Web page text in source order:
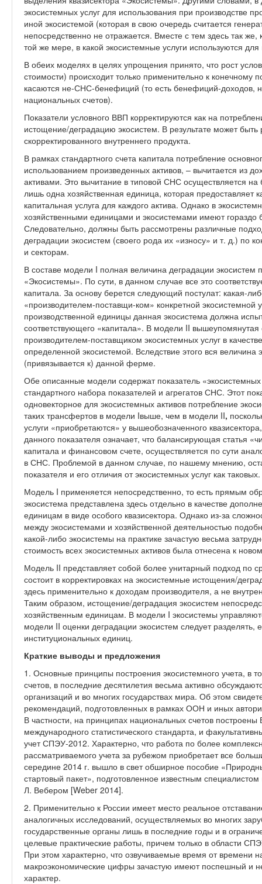
экосистемных услуг для использования при производстве
иной экосистемой (которая в свою очередь считается
непосредственно не отражается. Вместе с тем здесь так
той же мере, в какой экосистемные услуги используются
В обеих моделях в целях упрощения принято, что рост
стоимости) происходит только применительно к конечному
касаются не-СНС-бенефиций (то есть бенефиций-доходов,
национальных счетов).
Показатели условного ВВП корректируются как на
истощение/деградацию экосистем. В результате может быть
скорректированного внутреннего продукта.
В рамках стандартного счета капитала потребление
использованием произведенных активов, – вычитается из
активами. Это вычитание в типовой СНС осуществляется
лишь одна хозяйственная единица, которая предоставляет
капитальная услуга для каждого актива. Однако в
хозяйственными единицами и экосистемами имеют
Следовательно, должны быть рассмотрены различные
деградации экосистем (своего рода их «износу» и т. д.) по
и секторам.
В составе модели I полная величина деградации экосистем
«Экосистемы». По сути, в данном случае все это
капитала. За основу берется следующий постулат: какая-
«производителем-поставщи-ком» конкретной экосистемной
производственной единицы данная экосистема должна
соответствующего «капитала». В модели II
производителем-поставщиком экосистемных услуг в
определенной экосистемой. Вследствие этого вся величина
(привязывается к) данной ферме.
Обе описанные модели содержат показатель
стандартного набора показателей и агрегатов СНС. Этот
одновекторное для экосистемных активов потребление
таких трансфертов в модели Iвыше, чем в модели II,
услуги «приобретаются» у вышеобозначенного
данного показателя означает, что балансирующая статья
капитала и финансовом счете, осуществляется по сути
в СНС. Проблемой в данном случае, по нашему мнению,
показателя и его отличия от экосистемных услуг как таковых.
Модель I применяется непосредственно, то есть прямым
экосистема представлена здесь отдельно в качестве
единицам в виде особого квазисектора. Однако из-за
между экосистемами и хозяйственной деятельностью
какой-либо экосистемы на практике зачастую весьма
стоимость всех экосистемных активов была отнесена к
Модель II представляет собой более унитарный подход по
состоит в корректировках на экосистемные истощения/
здесь применительно к доходам производителя, а не
Таким образом, истощение/деградация экосистем
хозяйственным единицам. В модели I экосистемы
модели II оценки деградации экосистем следует разделять,
институциональных единиц.
Краткие выводы и предложения
1. Основные принципы построения экосистемного учета, в
счетов, в последние десятилетия весьма активно
организаций и во многих государствах мира. Об этом
рекомендаций, подготовленных в рамках ООН и иных
В частности, на принципах национальных счетов
международного статистического стандарта, и
учет СПЭУ-2012. Характерно, что работа по более
рассматриваемого учета за рубежом приобретает все
середине 2014 г. вышло в свет обширное пособие
стартовый пакет», подготовленное известным
Л. Вебером [Weber 2014].
2. Применительно к России имеет место реальное
аналогичных исследований, осуществляемых во многих
государственные органы лишь в последние годы и в
целевые практические работы, причем только в области
При этом характерно, что озвучиваемые время от времени
макроэкономические цифры зачастую имеют поспешный и
характер.